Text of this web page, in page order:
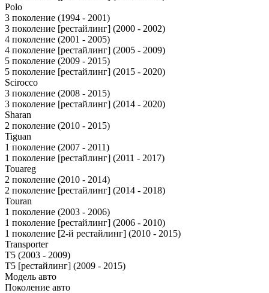
Polo
3 поколение (1994 - 2001)
3 поколение [рестайлинг] (2000 - 2002)
4 поколение (2001 - 2005)
4 поколение [рестайлинг] (2005 - 2009)
5 поколение (2009 - 2015)
5 поколение [рестайлинг] (2015 - 2020)
Scirocco
3 поколение (2008 - 2015)
3 поколение [рестайлинг] (2014 - 2020)
Sharan
2 поколение (2010 - 2015)
Tiguan
1 поколение (2007 - 2011)
1 поколение [рестайлинг] (2011 - 2017)
Touareg
2 поколение (2010 - 2014)
2 поколение [рестайлинг] (2014 - 2018)
Touran
1 поколение (2003 - 2006)
1 поколение [рестайлинг] (2006 - 2010)
1 поколение [2-й рестайлинг] (2010 - 2015)
Transporter
T5 (2003 - 2009)
T5 [рестайлинг] (2009 - 2015)
Модель авто
Поколение авто